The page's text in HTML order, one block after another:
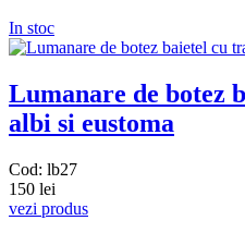
In stoc
Lumanare de botez
albi si eustoma
Cod: lb27
150 lei
vezi produs